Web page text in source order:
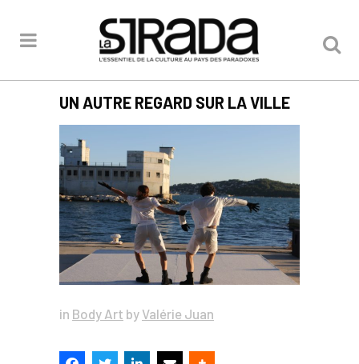
UN AUTRE REGARD SUR LA VILLE
in Body Art by Valérie Juan